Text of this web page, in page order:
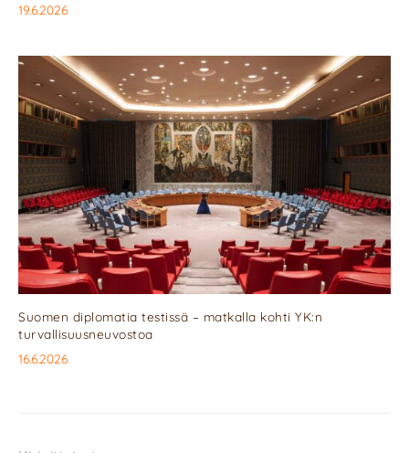
19.6.2026
Suomen diplomatia testissä – matkalla kohti YK:n
turvallisuusneuvostoa
16.6.2026